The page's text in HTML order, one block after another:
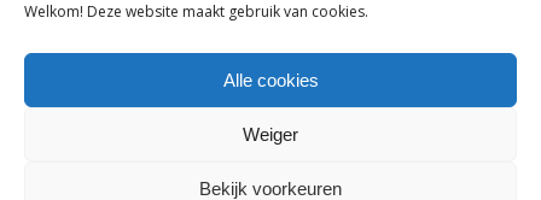
Welkom! Deze website maakt gebruik van cookies.
Alle cookies
Weiger
Bekijk voorkeuren
OOK INTERESSANT